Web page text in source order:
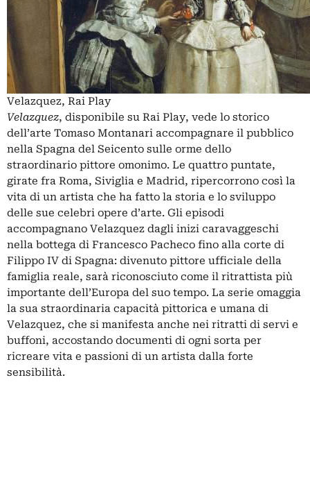
Velazquez, Rai Play
Velazquez, disponibile su Rai Play, vede lo storico
dell’arte Tomaso Montanari accompagnare il pubblico
nella Spagna del Seicento sulle orme dello
straordinario pittore omonimo. Le quattro puntate,
girate fra Roma, Siviglia e Madrid, ripercorrono così la
vita di un artista che ha fatto la storia e lo sviluppo
delle sue celebri opere d’arte. Gli episodi
accompagnano Velazquez dagli inizi caravaggeschi
nella bottega di Francesco Pacheco fino alla corte di
Filippo IV di Spagna: divenuto pittore ufficiale della
famiglia reale, sarà riconosciuto come il ritrattista più
importante dell’Europa del suo tempo. La serie omaggia
la sua straordinaria capacità pittorica e umana di
Velazquez, che si manifesta anche nei ritratti di servi e
buffoni, accostando documenti di ogni sorta per
ricreare vita e passioni di un artista dalla forte
sensibilità.